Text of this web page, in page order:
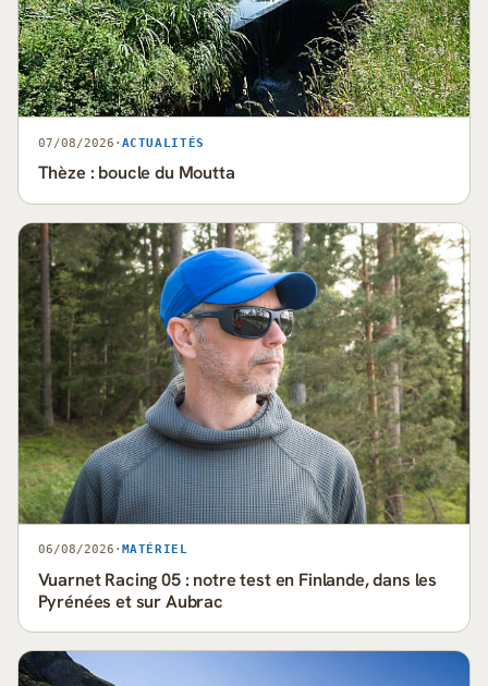
07/08/2026 · ACTUALITÉS
Thèze : boucle du Moutta
06/08/2026 · MATÉRIEL
Vuarnet Racing 05 : notre test en Finlande, dans les
Pyrénées et sur Aubrac